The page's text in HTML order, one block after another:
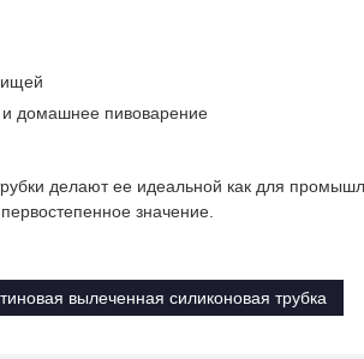
домашнее пивоварение
делают ее идеальной как для
значение.
вылеченная силиконовая трубка